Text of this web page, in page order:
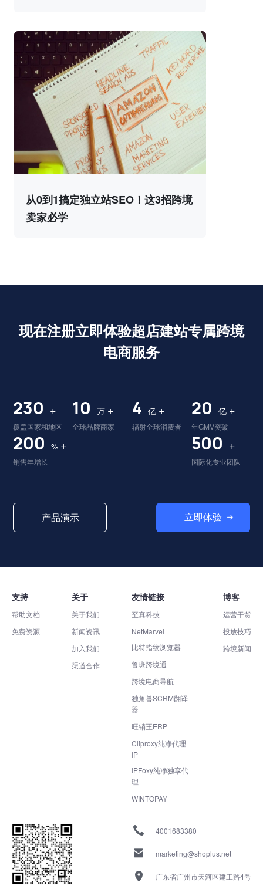
从0到1搞定独立站SEO！这3招跨境
卖家必学
现在注册立即体验超店建站专属跨境
电商服务
230 +
覆盖国家和地区
10 万 +
全球品牌商家
4 亿 +
辐射全球消费者
20 亿 +
年GMV突破
200 % +
销售年增长
500 +
国际化专业团队
产品演示 立即体验
支持
帮助文档
免费资源
关于
关于我们
新闻资讯
加入我们
渠道合作
友情链接
至真科技
NetMarvel
比特指纹浏览器
鲁班跨境通
跨境电商导航
独角兽SCRM翻译
器
旺销王ERP
Cliproxy纯净代理
IP
IPFoxy纯净独享代
理
WINTOPAY
博客
运营干货
投放技巧
跨境新闻
4001683380
marketing@shoplus.net
广东省广州市天河区建工路4号